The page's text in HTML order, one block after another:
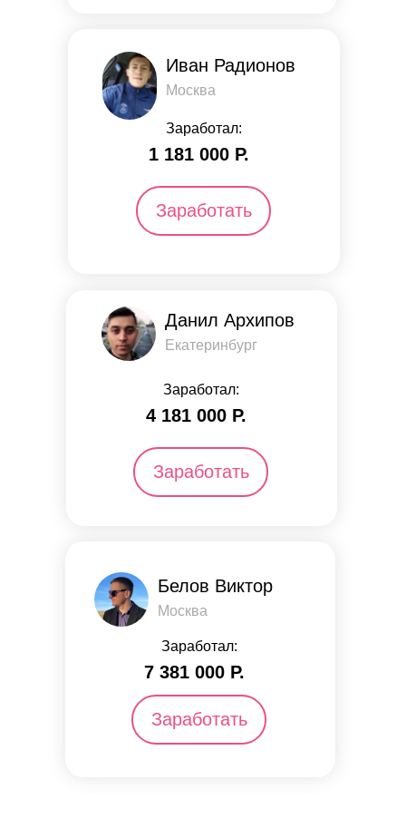
Иван Радионов
Москва
Заработал:
1 181 000 Р.
Заработать
Данил Архипов
Екатеринбург
Заработал:
4 181 000 Р.
Заработать
Белов Виктор
Москва
Заработал:
7 381 000 Р.
Заработать